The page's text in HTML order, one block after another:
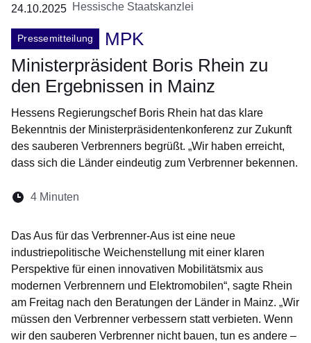
24.10.2025 Hessische Staatskanzlei
Pressemitteilung
MPK
Ministerpräsident Boris Rhein zu
den Ergebnissen in Mainz
Hessens Regierungschef Boris Rhein hat das klare
Bekenntnis der Ministerpräsidentenkonferenz zur Zukunft
des sauberen Verbrenners begrüßt. „Wir haben erreicht,
dass sich die Länder eindeutig zum Verbrenner bekennen.
Lesedauer:
4 Minuten
Das Aus für das Verbrenner-Aus ist eine neue
industriepolitische Weichenstellung mit einer klaren
Perspektive für einen innovativen Mobilitätsmix aus
modernen Verbrennern und Elektromobilen“, sagte Rhein
am Freitag nach den Beratungen der Länder in Mainz. „Wir
müssen den Verbrenner verbessern statt verbieten. Wenn
wir den sauberen Verbrenner nicht bauen, tun es andere –